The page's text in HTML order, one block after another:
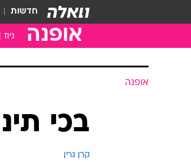
חדשות
אופנה ניוז
אופנה
בכי
קרן גרין